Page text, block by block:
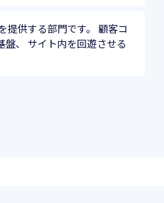
供する部門です。 顧客コ
、 サイト内を回遊させる